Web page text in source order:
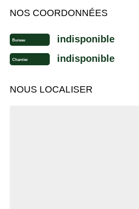
NOS COORDONNÉES
Bureau indisponible
Chantier indisponible
NOUS LOCALISER